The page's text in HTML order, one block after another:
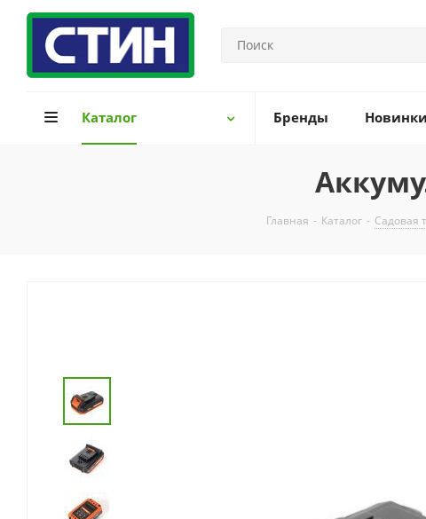
Каталог Бренды Новинки
Главная - Каталог - Садовая